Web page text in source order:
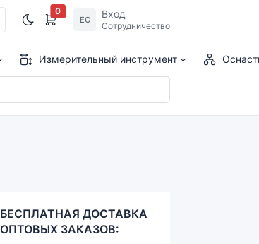
0
ЕС Вход
Сотрудничество
Измерительный инструмент
БЕСПЛАТНАЯ ДОСТАВКА
ОПТОВЫХ ЗАКАЗОВ: